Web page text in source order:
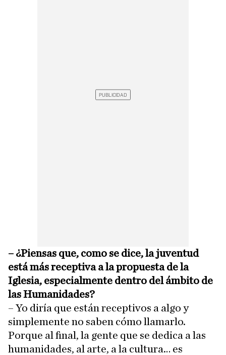
– ¿Piensas que, como se dice, la juventud
está más receptiva a la propuesta de la
Iglesia, especialmente dentro del ámbito de
las Humanidades?
– Yo diría que están receptivos a algo y
simplemente no saben cómo llamarlo.
Porque al final, la gente que se dedica a las
humanidades, al arte, a la cultura… es